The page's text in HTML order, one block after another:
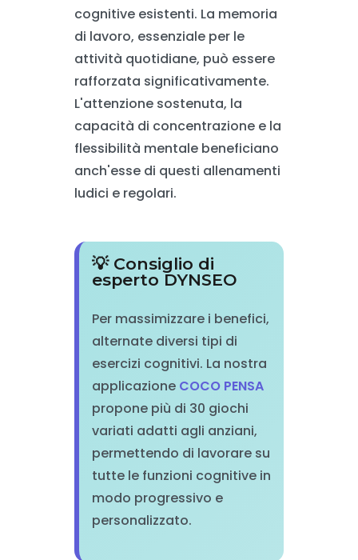
cognitive esistenti. La memoria
di lavoro, essenziale per le
attività quotidiane, può essere
rafforzata significativamente.
L'attenzione sostenuta, la
capacità di concentrazione e la
flessibilità mentale beneficiano
anch'esse di questi allenamenti
ludici e regolari.
💡 Consiglio di
esperto DYNSEO
Per massimizzare i benefici,
alternate diversi tipi di
esercizi cognitivi. La nostra
applicazione COCO PENSA
propone più di 30 giochi
variati adatti agli anziani,
permettendo di lavorare su
tutte le funzioni cognitive in
modo progressivo e
personalizzato.